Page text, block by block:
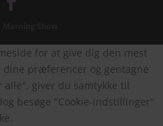
for at give dig den mest
dine præferencer og gentagne
alle", giver du samtykke til
besøge "Cookie-indstillinger"